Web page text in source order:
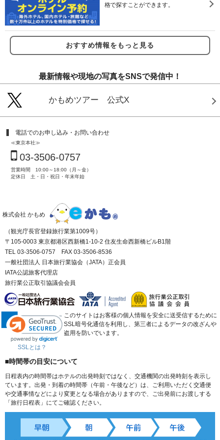
格で探すことができます。
おすすめ情報をもっと見る
最新情報や現地の写真をSNSで発信中！
かもめツアー 公式X
電話でのお申し込み・お問い合わせ
≪東京本社≫
03-3506-0757
営業時間 10:00～18:00（月～金）
定休日 土・日・祝日・年末年始
株式会社 かもめ
（観光庁長官登録旅行業第1009号）
〒105-0003 東京都港区西新橋1-10-2 住友生命西新橋ビルB1階
TEL 03-3506-0757 FAX 03-3506-8536
一般社団法人 日本旅行業協会（JATA）正会員
IATA公認旅客代理店
旅行業公正取引協議会会員
SSLとは？
このサイトはお客様の個人情報を安全に送受信するために
SSL暗号化通信を利用し、第三者によるデータの改ざんや
盗用を防いでいます。
■時間帯の目安について
日程表内の時間帯はホテルの出発時刻ではなく、交通機関の出発時刻を表示し
ています。出発・到着の時間帯（午前・午後など）は、ご利用いただく交通便
や交通事情などにより変更となる場合がありますので、ご出発前にお渡しする
「旅行日程表」にてご確認ください。